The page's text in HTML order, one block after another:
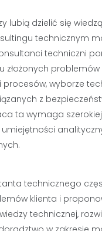
lubią dzielić się
technicznym
techniczni
złożonych problemów
wyborze
z
ta wymaga
umiejętności
technicznego
klienta i
technicznej,